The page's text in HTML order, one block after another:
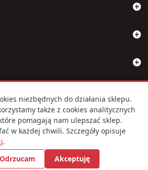
Ustawienia cookies
niezbędnych do działania sklepu.
także z cookies analitycznych
pomagają nam ulepszać sklep.
w każdej chwili. Szczegóły opisuje
.
Odrzucam Akceptuję